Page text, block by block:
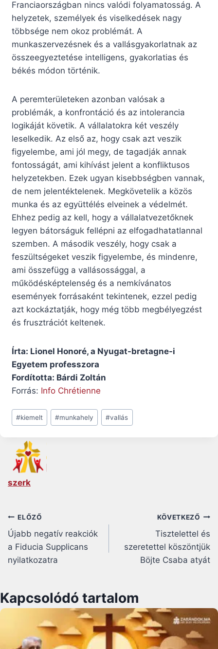
Franciaországban nincs valódi folyamatosság. A
helyzetek, személyek és viselkedések nagy
többsége nem okoz problémát. A
munkaszervezésnek és a vallásgyakorlatnak az
összeegyeztetése intelligens, gyakorlatias és
békés módon történik.
A peremterületeken azonban valósak a
problémák, a konfrontáció és az intolerancia
logikáját követik. A vállalatokra két veszély
leselkedik. Az első az, hogy csak azt veszik
figyelembe, ami jól megy, de tagadják annak
fontosságát, ami kihívást jelent a konfliktusos
helyzetekben. Ezek ugyan kisebbségben vannak,
de nem jelentéktelenek. Megkövetelik a közös
munka és az együttélés elveinek a védelmét.
Ehhez pedig az kell, hogy a vállalatvezetőknek
legyen bátorságuk fellépni az elfogadhatatlannal
szemben. A második veszély, hogy csak a
feszültségeket veszik figyelembe, és mindenre,
ami összefügg a vallásossággal, a
működésképtelenség és a nemkívánatos
események forrásaként tekintenek, ezzel pedig
azt kockáztatják, hogy még több megbélyegzést
és frusztrációt keltenek.
Írta: Lionel Honoré, a Nyugat-bretagne-i
Egyetem professzora
Fordította: Bárdi Zoltán
Forrás: Info Chrétienne
Post
Tags:
#kiemelt #munkahely #vallás
szerk
Bejegyzés
navigáció
ELŐZŐ
Újabb negatív reakciók
a Fiducia Supplicans
nyilatkozatra
KÖVETKEZŐ
Tisztelettel és
szeretettel köszöntjük
Böjte Csaba atyát
Kapcsolódó tartalom